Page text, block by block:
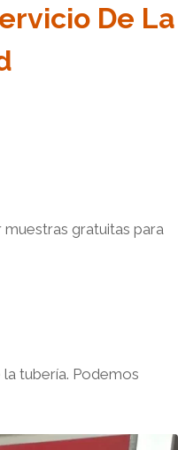
De La
gratuitas para
tubería. Podemos